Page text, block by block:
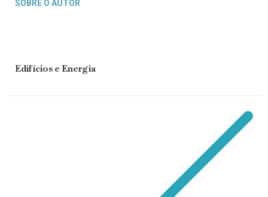
SOBRE O AUTOR
Edifícios e Energia